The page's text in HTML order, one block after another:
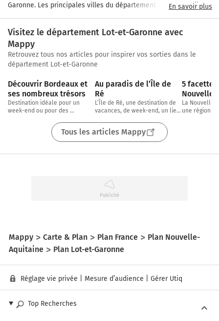
Garonne. Les principales villes du département sont : Agen (la
agricoles, baigné de vergers et terres fertiles, vignes, champs et
cultures. Pruneaux, tomates, vins de Buzet, Duras, melons,
fraises, asperges... C’est le principal département agricole de la
Région Aquitaine.
En savoir plus
Visitez le département Lot-et-Garonne avec
Mappy
Retrouvez tous nos articles pour inspirer vos sorties dans le
département Lot-et-Garonne
3 min
Découvrir Bordeaux et
ses nombreux trésors
Destination idéale pour un
week-end ou pour des
CRM chez Mappy, nous emmène
aujourd’hui visiter sa
Au paradis de l’Île de
Ré
L’Île de Ré, une destination de
vacances, de week-end, un lieu
5
La Nouvelle-
une région
Tous les articles Mappy
Mappy Carte & Plan Plan France
Plan Nouvelle-
Aquitaine
Plan Lot-et-Garonne
Réglage vie privée Mesure d’audience Gérer Utiq
Top Recherches